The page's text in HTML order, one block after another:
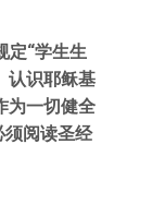
定“学生生
认识耶稣基
为一切健全
须阅读圣经